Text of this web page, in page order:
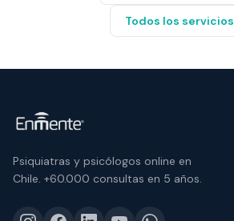
Todos los servicios
Psiquiatras y psicólogos online en
Chile. +60.000 consultas en 5 años.